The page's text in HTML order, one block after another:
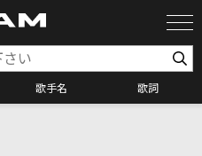
歌手名 歌詞
検索